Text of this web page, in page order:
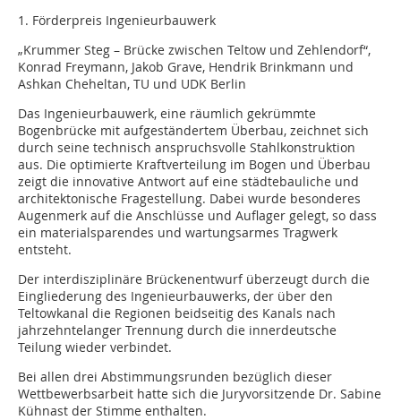
1. Förderpreis Ingenieurbauwerk
„Krummer Steg – Brücke zwischen Teltow und Zehlendorf“,
Konrad Freymann, Jakob Grave, Hendrik Brinkmann und
Ashkan Cheheltan, TU und UDK Berlin
Das Ingenieurbauwerk, eine räumlich gekrümmte
Bogenbrücke mit aufgeständertem Überbau, zeichnet sich
durch seine technisch anspruchsvolle Stahlkonstruktion
aus. Die optimierte Kraftverteilung im Bogen und Überbau
zeigt die innovative Antwort auf eine städtebauliche und
architektonische Fragestellung. Dabei wurde besonderes
Augenmerk auf die Anschlüsse und Auflager gelegt, so dass
ein materialsparendes und wartungsarmes Tragwerk
entsteht.
Der interdisziplinäre Brückenentwurf überzeugt durch die
Eingliederung des Ingenieurbauwerks, der über den
Teltowkanal die Regionen beidseitig des Kanals nach
jahrzehntelanger Trennung durch die innerdeutsche
Teilung wieder verbindet.
Bei allen drei Abstimmungsrunden bezüglich dieser
Wettbewerbsarbeit hatte sich die Juryvorsitzende Dr. Sabine
Kühnast der Stimme enthalten.